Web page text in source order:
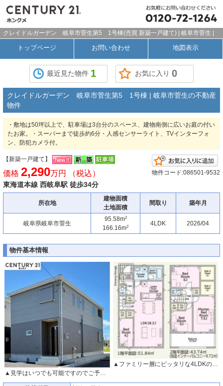
クレイドルガーデン 岐阜市菅生第5 1号棟(売買 新築一戸建て) | 岐阜市菅生 |
トップページ お問い合わせ 地図表示
最近見た物件 1 お気に入り 0
クレイドルガーデン 岐阜市菅生第5 1号棟 | 岐阜市菅生の不動産
物件
・敷地は50坪以上で、駐車場は3台分のスペース、建物南側に広いお庭の付い
たお家。・スーパーまで徒歩約6分・人感センサーライト、TVインターフォ
ン、防犯カメラ付。
【新築一戸建て】
価格 2,290万円 （税込）
東海道本線 西岐阜駅 徒歩34分
物件コード:086501-9532
所在地
建物面積
土地面積
間取り 築年月
岐阜県岐阜市菅生
95.58m2
166.16m2 4LDK 2026/04
物件基本情報
▲見学はいつでも可能ですのでご予約下さい。
▲ファミリー層にピッタリな4LDKの間取。